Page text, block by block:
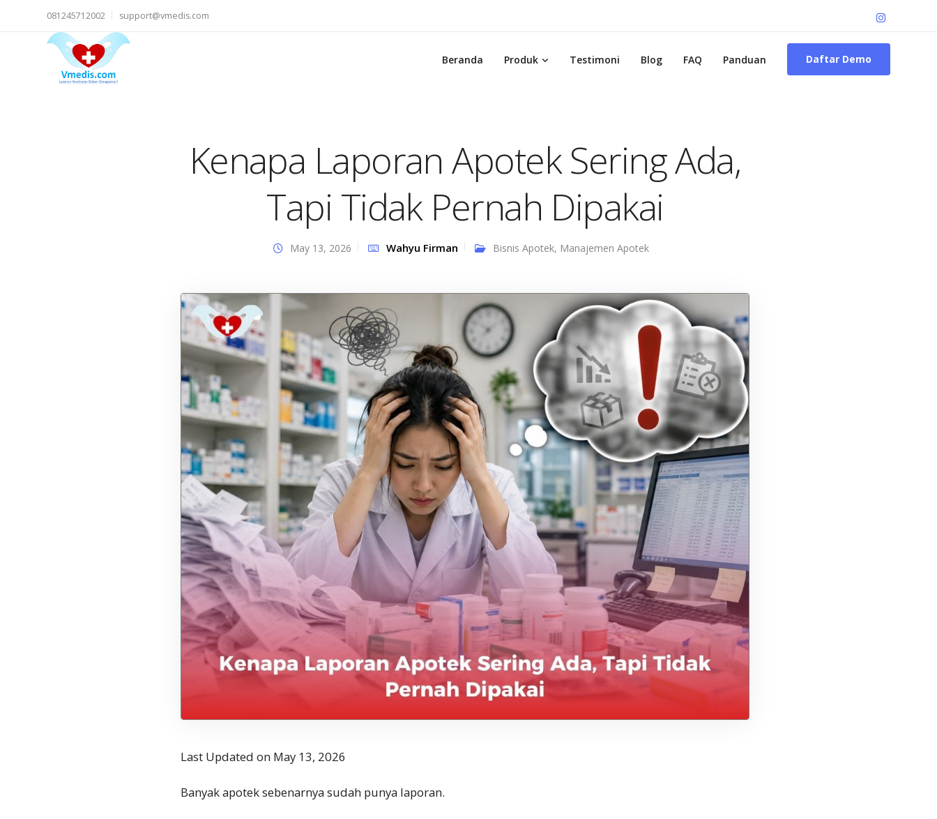
081245712002 support@vmedis.com
Beranda Produk Testimoni Blog FAQ Panduan Daftar Demo
Kenapa Laporan Apotek Sering Ada,
Tapi Tidak Pernah Dipakai
May 13, 2026 Wahyu Firman Bisnis Apotek, Manajemen Apotek
Last Updated on May 13, 2026
Banyak apotek sebenarnya sudah punya laporan.